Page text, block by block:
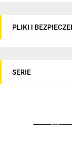
PLIKI I
SERIE